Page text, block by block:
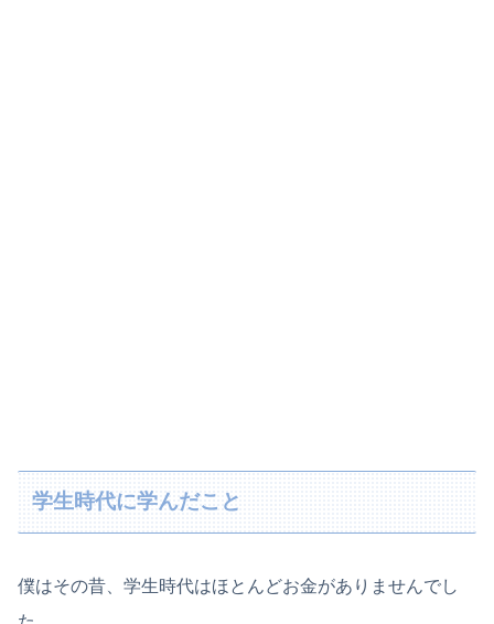
学生時代に学んだこと
僕はその昔、学生時代はほとんどお金がありませんでし